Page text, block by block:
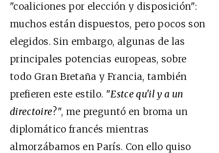
"coaliciones por elección y disposición":
muchos están dispuestos, pero pocos son
elegidos. Sin embargo, algunas de las
principales potencias europeas, sobre
todo Gran Bretaña y Francia, también
prefieren este estilo. "Estce qu'il y a un
directoire?", me preguntó en broma un
diplomático francés mientras
almorzábamos en París. Con ello quiso